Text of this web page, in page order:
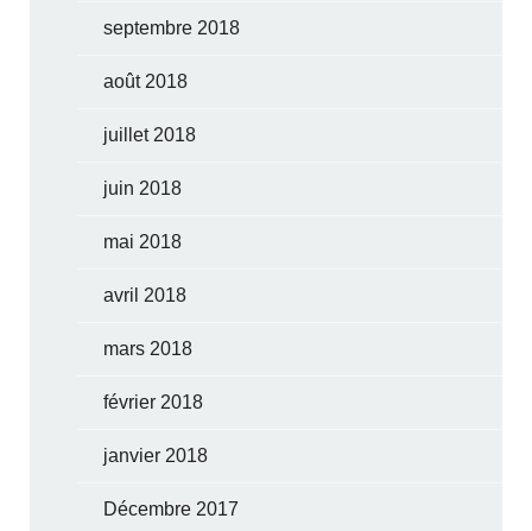
septembre 2018
août 2018
juillet 2018
juin 2018
mai 2018
avril 2018
mars 2018
février 2018
janvier 2018
Décembre 2017